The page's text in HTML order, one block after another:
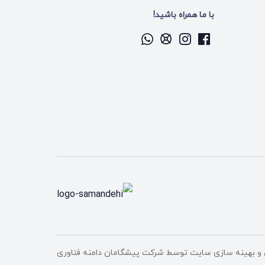
با ما همراه باشید!
و بهینه سازی سایت توسط شرکت پیشگامان دامنه فناوری